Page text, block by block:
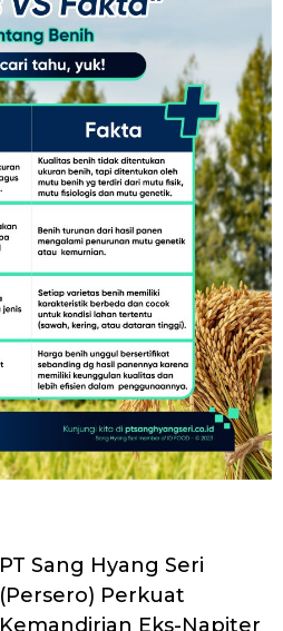
PT Sang Hyang Seri
(Persero) Perkuat
Kemandirian Eks-Napiter